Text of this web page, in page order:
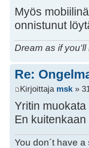
Myös
onnistunut
Dream as if you'll
Re:
Kirjoittaja msk »
Yritin
En
You don´t have a